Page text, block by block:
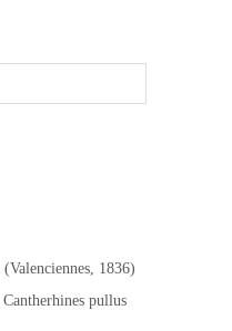
1836)
pullus